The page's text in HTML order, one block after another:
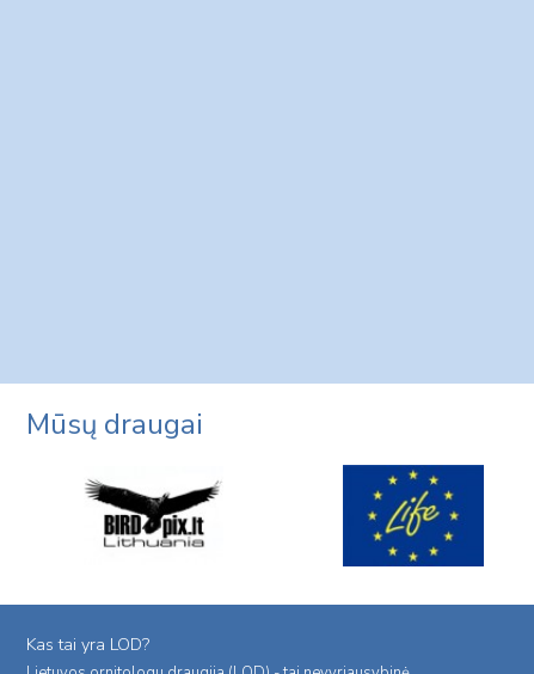
Mūsų draugai
Kas tai yra LOD?